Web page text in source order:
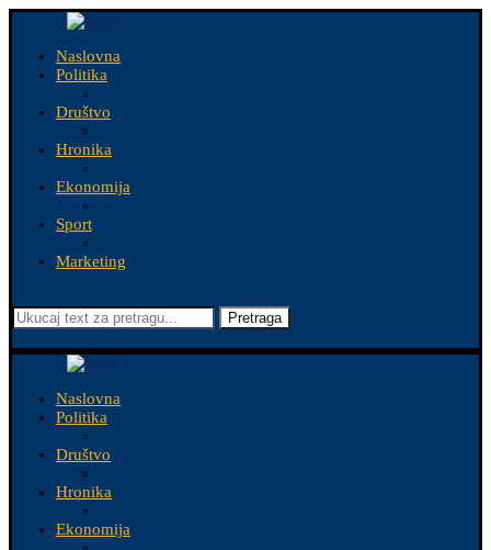
Naslovna
Politika
Društvo
Hronika
Ekonomija
Sport
Marketing
Pretraga
Naslovna
Politika
Društvo
Hronika
Ekonomija